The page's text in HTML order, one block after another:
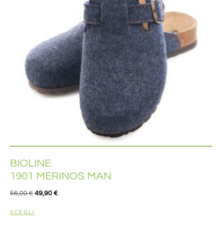
BIOLINE
1901 MERINOS MAN
56,00€ 49,90 €
SCEGLI